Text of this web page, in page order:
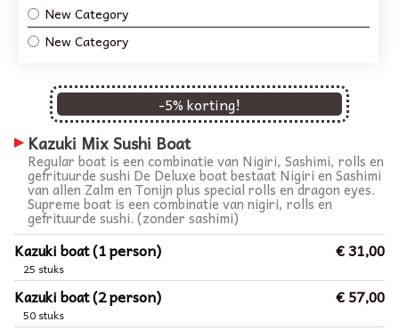
New Category
New Category
-5% korting!
Kazuki Mix Sushi Boat
Regular boat is een combinatie van Nigiri, Sashimi, rolls en
gefrituurde sushi De Deluxe boat bestaat Nigiri en Sashimi
van allen Zalm en Tonijn plus special rolls en dragon eyes.
Supreme boat is een combinatie van nigiri, rolls en
gefrituurde sushi. (zonder sashimi)
Kazuki boat (1 person)
25 stuks
€ 31,00
Kazuki boat (2 person)
50 stuks
€ 57,00